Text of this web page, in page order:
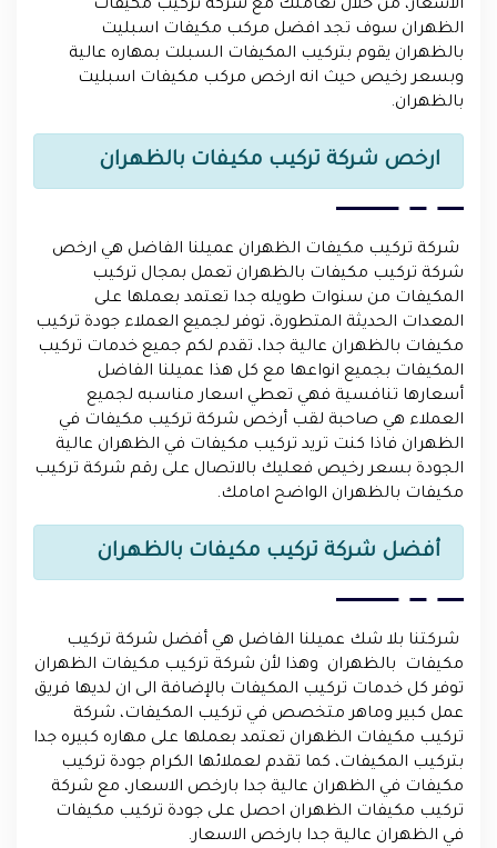
الاسعار، من خلال تعاملك مع شركة تركيب مكيفات
الظهران سوف تجد افضل مركب مكيفات اسبليت
بالظهران يقوم بتركيب المكيفات السبلت بمهاره عالية
وبسعر رخيص حيث انه ارخص مركب مكيفات اسبليت
بالظهران.
ارخص شركة تركيب مكيفات بالظهران
شركة تركيب مكيفات الظهران عميلنا الفاضل هي ارخص
شركة تركيب مكيفات بالظهران تعمل بمجال تركيب
المكيفات من سنوات طويله جدا تعتمد بعملها على
المعدات الحديثة المتطورة، توفر لجميع العملاء جودة تركيب
مكيفات بالظهران عالية جدا، تقدم لكم جميع خدمات تركيب
المكيفات بجميع انواعها مع كل هذا عميلنا الفاضل
أسعارها تنافسية فهي تعطي اسعار مناسبه لجميع
العملاء هي صاحبة لقب أرخص شركة تركيب مكيفات في
الظهران فاذا كنت تريد تركيب مكيفات في الظهران عالية
الجودة بسعر رخيص فعليك بالاتصال على رقم شركة تركيب
مكيفات بالظهران الواضح امامك.
أفضل شركة تركيب مكيفات بالظهران
شركتنا بلا شك عميلنا الفاضل هي أفضل شركة تركيب
مكيفات بالظهران وهذا لأن شركة تركيب مكيفات الظهران
توفر كل خدمات تركيب المكيفات بالإضافة الى ان لديها فريق
عمل كبير وماهر متخصص في تركيب المكيفات، شركة
تركيب مكيفات الظهران تعتمد بعملها على مهاره كبيره جدا
بتركيب المكيفات، كما تقدم لعملائها الكرام جودة تركيب
مكيفات في الظهران عالية جدا بارخص الاسعار، مع شركة
تركيب مكيفات الظهران احصل على جودة تركيب مكيفات
في الظهران عالية جدا بارخص الاسعار.